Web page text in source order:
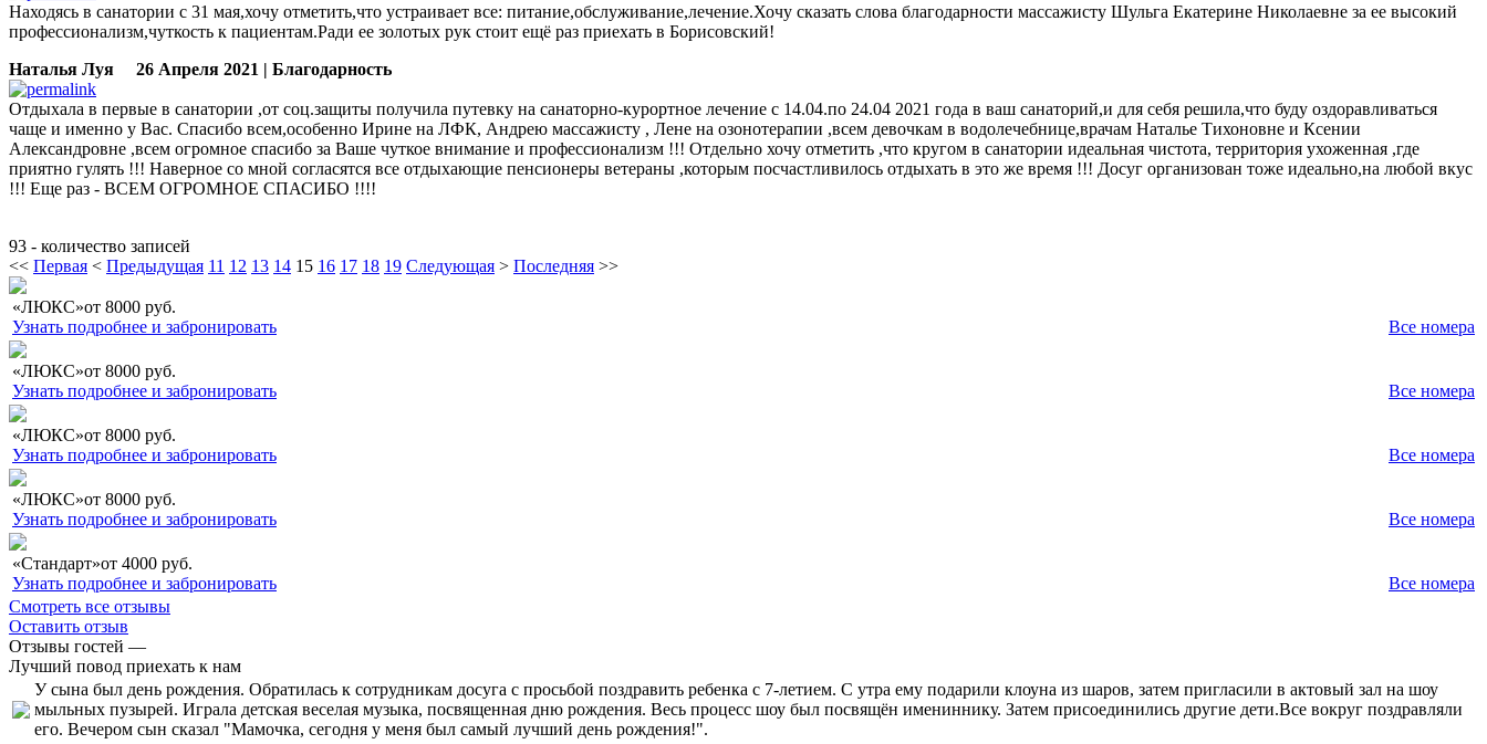
Находясь в санатории с 31 мая,хочу отметить,что устраивает все: питание,обслуживание,лечение.Хочу сказать слова благодарности массажисту Шульга Екатерине Николаевне за ее высокий
профессионализм,чуткость к пациентам.Ради ее золотых рук стоит ещё раз приехать в Борисовский!
Наталья Луя
26 Апреля 2021 | Благодарность
Отдыхала в первые в санатории ,от соц.защиты получила путевку на санаторно-курортное лечение с 14.04.по 24.04 2021 года в ваш санаторий,и для себя решила,что буду оздоравливаться
чаще и именно у Вас. Спасибо всем,особенно Ирине на ЛФК, Андрею массажисту , Лене на озонотерапии ,всем девочкам в водолечебнице,врачам Наталье Тихоновне и Ксении
Александровне ,всем огромное спасибо за Ваше чуткое внимание и профессионализм !!! Отдельно хочу отметить ,что кругом в санатории идеальная чистота, территория ухоженная ,где
приятно гулять !!! Наверное со мной согласятся все отдыхающие пенсионеры ветераны ,которым посчастливилось отдыхать в это же время !!! Досуг организован тоже идеально,на любой вкус
!!! Еще раз - ВСЕМ ОГРОМНОЕ СПАСИБО !!!!
93 - количество записей
<< Первая < Предыдущая 11 12 13 14 15 16 17 18 19 Следующая > Последняя >>
«ЛЮКС»от 8000 руб.
Узнать подробнее и забронировать
Все номера
«ЛЮКС»от 8000 руб.
Узнать подробнее и забронировать
Все номера
«ЛЮКС»от 8000 руб.
Узнать подробнее и забронировать
Все номера
«ЛЮКС»от 8000 руб.
Узнать подробнее и забронировать
Все номера
«Стандарт»от 4000 руб.
Узнать подробнее и забронировать
Все номера
Смотреть все отзывы
Оставить отзыв
Отзывы гостей —
Лучший повод приехать к нам
У сына был день рождения. Обратилась к сотрудникам досуга с просьбой поздравить ребенка с 7-летием. С утра ему подарили клоуна из шаров, затем пригласили в актовый зал на шоу
мыльных пузырей. Играла детская веселая музыка, посвященная дню рождения. Весь процесс шоу был посвящён имениннику. Затем присоединились другие дети.Все вокруг поздравляли
его. Вечером сын сказал "Мамочка, сегодня у меня был самый лучший день рождения!".